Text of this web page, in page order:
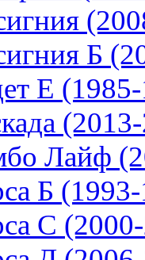
Б
Е
Лайф
Б
С